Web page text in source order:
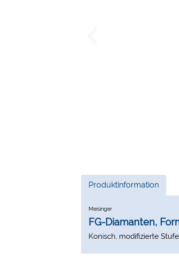
Current
Produktinformation
Meisinger
FG-Diamanten,
Konisch, modifizierte